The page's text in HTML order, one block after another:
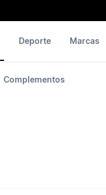
Complementos
Deporte Marcas